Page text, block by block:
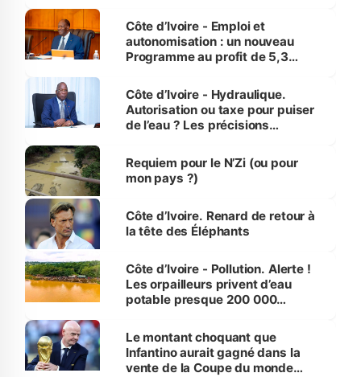
et Yamoussoukro
Côte d’Ivoire - Emploi et
autonomisation : un nouveau
Programme au profit de 5,3
Côte d’Ivoire - Hydraulique.
Autorisation ou taxe pour puiser
de l’eau ? Les précisions
Requiem pour le N’Zi (ou pour
mon pays ?)
Côte d’Ivoire. Renard de retour à
la tête des Éléphants
Côte d’Ivoire - Pollution. Alerte !
Les orpailleurs privent d’eau
potable presque 200 000
Le montant choquant que
Infantino aurait gagné dans la
vente de la Coupe du monde